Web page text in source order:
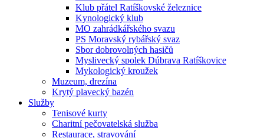
Klub přátel Ratíškovské železnice
Kynologický klub
MO zahrádkářského svazu
PS Moravský rybářský svaz
Sbor dobrovolných hasičů
Myslivecký spolek Dúbrava Ratíškovice
Mykologický kroužek
Muzeum, drezína
Krytý plavecký bazén
Služby
Tenisové kurty
Charitní pečovatelská služba
Restaurace, stravování